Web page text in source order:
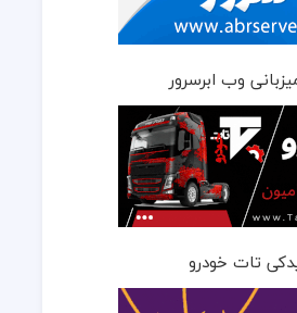
وب ابرسرور
تات خودرو